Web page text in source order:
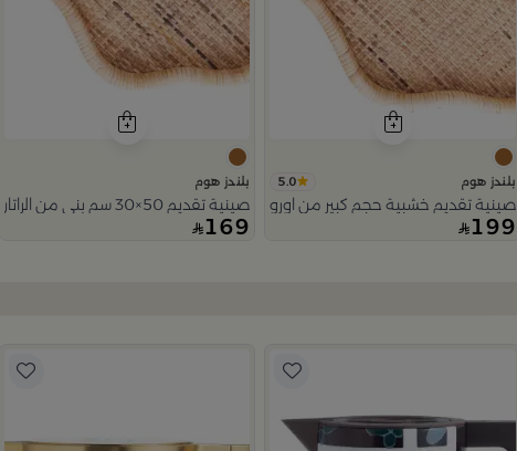
بلندز هوم 5.0
صينية تقديم خشبية حجم كبير من اورورا
199
بلندز هوم
صينية تقديم 50×30 سم بني من الراتان والخشب بتصميم طبيعي من أورورا
169